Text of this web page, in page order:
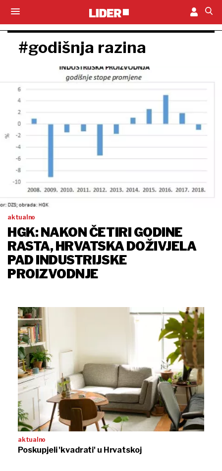
#godišnja razina
aktualno
HGK: NAKON ČETIRI GODINE
RASTA, HRVATSKA DOŽIVJELA
PAD INDUSTRIJSKE
PROIZVODNJE
aktualno
Poskupjeli 'kvadrati' u Hrvatskoj